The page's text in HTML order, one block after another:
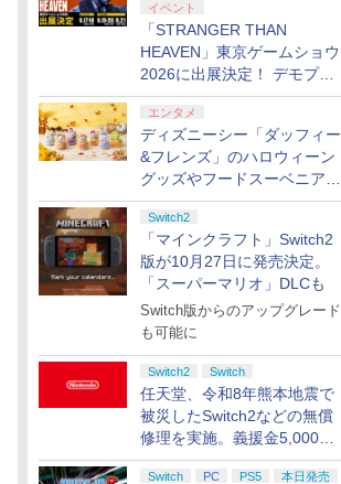
イベント
「STRANGER THAN
HEAVEN」東京ゲームショウ
2026に出展決定！ デモプレ
イや体験型展示も
エンタメ
ディズニーシー「ダッフィー
&フレンズ」のハロウィーン
グッズやフードスーベニアが
8月25日より発売
Switch2
「マインクラフト」Switch2
版が10月27日に発売決定。
「スーパーマリオ」DLCも
Switch版からのアップグレード
も可能に
Switch2 Switch
任天堂、令和8年熊本地震で
被災したSwitch2などの無償
修理を実施。義援金5,000万
円の寄付も発表
Switch PC PS5 本日発売
セット付き)